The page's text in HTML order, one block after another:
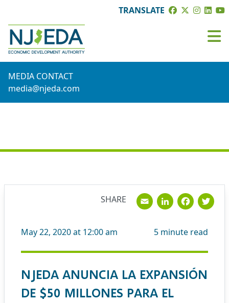
TRANSLATE
MEDIA CONTACT
media@njeda.com
May 22, 2020 at 12:00 am 5 minute read
NJEDA ANUNCIA LA EXPANSIÓN
DE $50 MILLONES PARA EL
SHARE Email